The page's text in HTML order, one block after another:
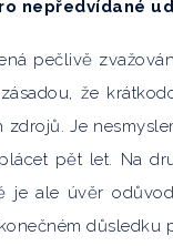
nepředvídané
pečlivě
že
Je
pět let. Na
je ale úvěr
důsledku